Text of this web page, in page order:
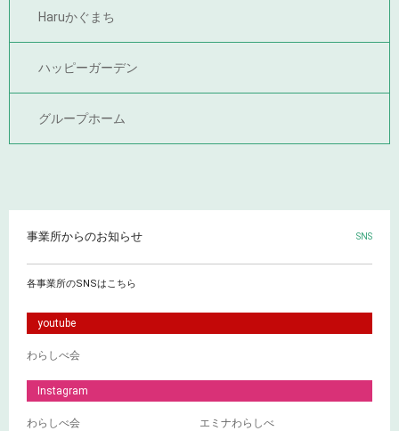
Haruかぐまち
ハッピーガーデン
グループホーム
事業所からのお知らせ SNS
各事業所のSNSはこちら
youtube
わらしべ会
Instagram
わらしべ会
エミナわらしべ